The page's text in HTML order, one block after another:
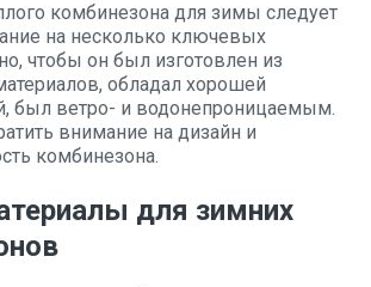
комбинезона для зимы следует
на несколько ключевых
чтобы он был изготовлен из
обладал хорошей
был ветро- и водонепроницаемым.
внимание на дизайн и
комбинезона.
для зимних